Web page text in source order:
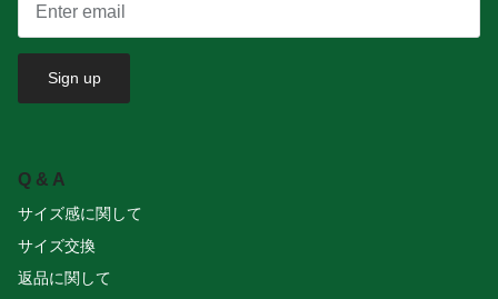
Sign up
Q & A
サイズ感に関して
サイズ交換
返品に関して